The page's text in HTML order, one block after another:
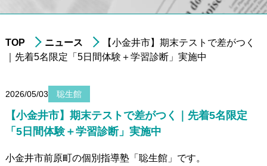
進学実績
非受験の小学生への
小学3年生以上の中学受験指導
TOP ニュース
【小金井市】期末テストで差がつく
｜先着5名限定「5日間体験＋学習診断」実施中
2026/05/03 聡生館
【小金井市】期末テストで差がつく｜先着5名限定
「5日間体験＋学習診断」実施中
小金井市前原町の個別指導塾「聡生館」です。